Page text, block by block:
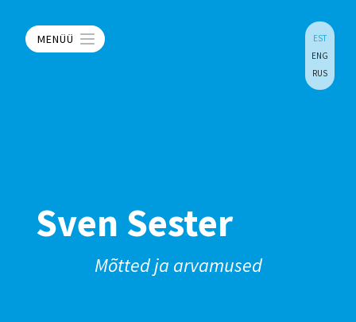
MENÜÜ
EST
ENG
RUS
Sven Sester
Mõtted ja arvamused